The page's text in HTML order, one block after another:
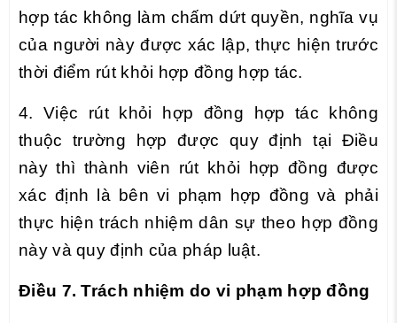
hợp tác không làm chấm dứt quyền, nghĩa vụ
của người này được xác lập, thực hiện trước
thời điểm rút khỏi hợp đồng hợp tác.
4. Việc rút khỏi hợp đồng hợp tác không
thuộc trường hợp được quy định tại Điều
này thì thành viên rút khỏi hợp đồng được
xác định là bên vi phạm hợp đồng và phải
thực hiện trách nhiệm dân sự theo hợp đồng
này và quy định của pháp luật.
Điều 7. Trách nhiệm do vi phạm hợp đồng